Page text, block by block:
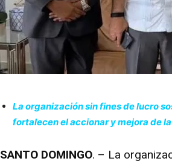
La organización sin fines de lucro
fortalecen el accionar y mejora de
SANTO DOMINGO. – La